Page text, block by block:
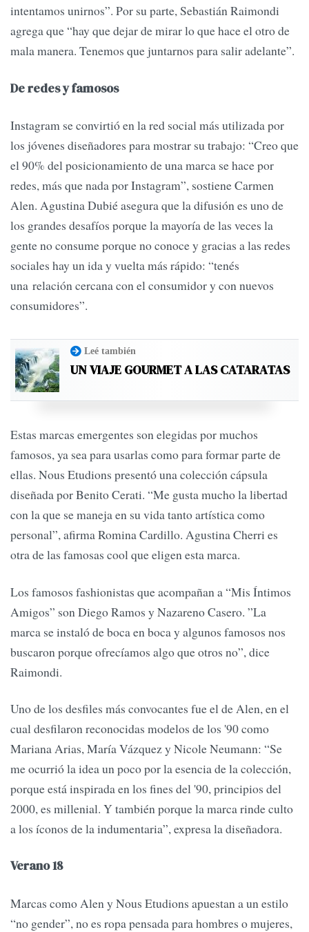
intentamos unirnos”. Por su parte, Sebastián Raimondi
agrega que “hay que dejar de mirar lo que hace el otro de
mala manera. Tenemos que juntarnos para salir adelante”.
De redes y famosos
Instagram se convirtió en la red social más utilizada por
los jóvenes diseñadores para mostrar su trabajo: “Creo que
el 90% del posicionamiento de una marca se hace por
redes, más que nada por Instagram”, sostiene Carmen
Alen. Agustina Dubié asegura que la difusión es uno de
los grandes desafíos porque la mayoría de las veces la
gente no consume porque no conoce y gracias a las redes
sociales hay un ida y vuelta más rápido: “tenés
una relación cercana con el consumidor y con nuevos
consumidores”.
Leé también
UN VIAJE GOURMET A LAS CATARATAS
Estas marcas emergentes son elegidas por muchos
famosos, ya sea para usarlas como para formar parte de
ellas. Nous Etudions presentó una colección cápsula
diseñada por Benito Cerati. “Me gusta mucho la libertad
con la que se maneja en su vida tanto artística como
personal”, afirma Romina Cardillo. Agustina Cherri es
otra de las famosas cool que eligen esta marca.
Los famosos fashionistas que acompañan a “Mis Íntimos
Amigos” son Diego Ramos y Nazareno Casero. ”La
marca se instaló de boca en boca y algunos famosos nos
buscaron porque ofrecíamos algo que otros no”, dice
Raimondi.
Uno de los desfiles más convocantes fue el de Alen, en el
cual desfilaron reconocidas modelos de los '90 como
Mariana Arias, María Vázquez y Nicole Neumann: “Se
me ocurrió la idea un poco por la esencia de la colección,
porque está inspirada en los fines del '90, principios del
2000, es millenial. Y también porque la marca rinde culto
a los íconos de la indumentaria”, expresa la diseñadora.
Verano 18
Marcas como Alen y Nous Etudions apuestan a un estilo
“no gender”, no es ropa pensada para hombres o mujeres,